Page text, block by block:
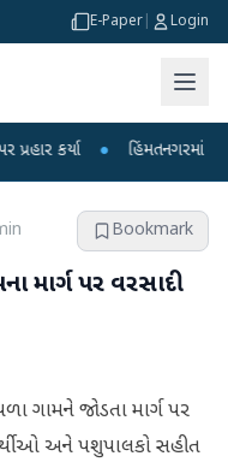
E-Paper Login
● હિંમતનગરમાં રહસ્યમય
Bookmark
માર્ગ પર વરસાદી
ગામને જોડતા માર્ગ પર
અને પશુપાલકો સહીત